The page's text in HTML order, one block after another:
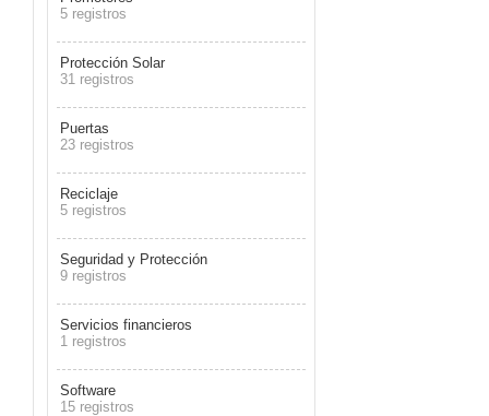
5 registros
Protección Solar
31 registros
Puertas
23 registros
Reciclaje
5 registros
Seguridad y Protección
9 registros
Servicios financieros
1 registros
Software
15 registros